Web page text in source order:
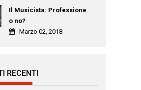
Il Musicista: Professione
o no?
Marzo 02, 2018
RECENTI